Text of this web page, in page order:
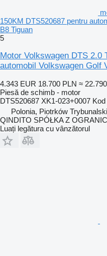
150KM DTS520687 pentru
B8 Tiguan
5
Motor Volkswagen DTS 2.0
automobil Volkswagen Golf
4.343 EUR 18.700 PLN ≈
Piesă de schimb - motor
DTS520687 XK1-023+0007
Polonia, Piotrków Trybunalski
QINDITO SPÓŁKA Z
Luați legătura cu vânzătorul